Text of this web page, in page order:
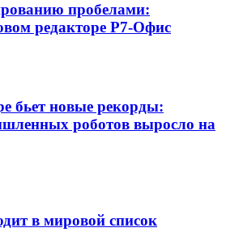
пробелами:
редакторе Р7-Офис
бьет новые рекорды:
роботов выросло на
в мировой список